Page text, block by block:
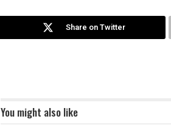
Share on Twitter
You might also like